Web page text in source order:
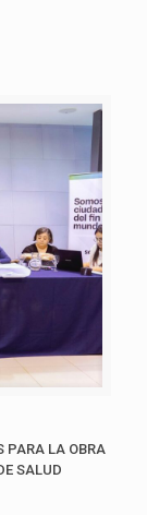
PARA LA OBRA
SALUD